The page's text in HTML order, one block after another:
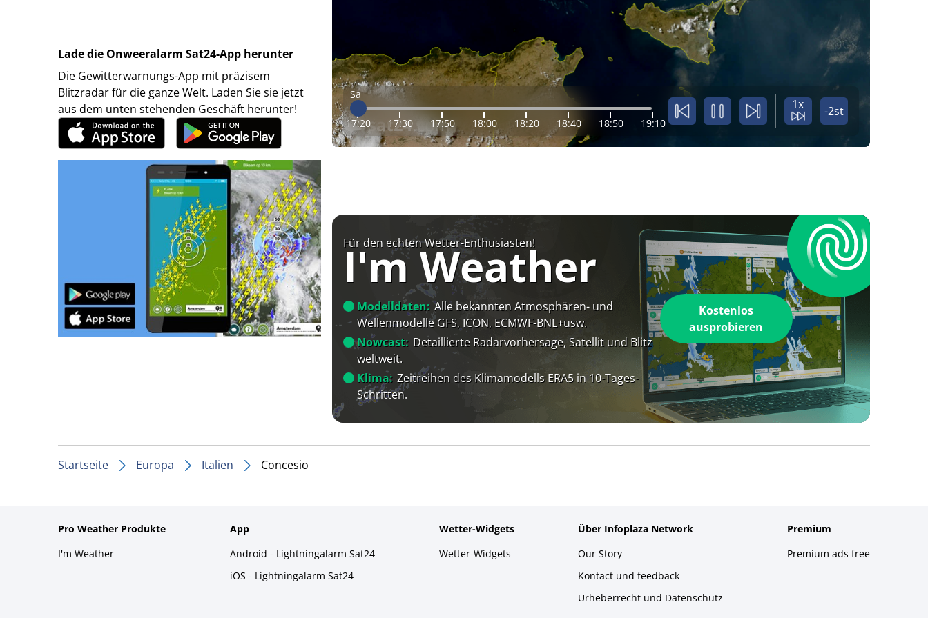
Lade die Onweeralarm Sat24-App herunter
Die Gewitterwarnungs-App mit präzisem
Blitzradar für die ganze Welt. Laden Sie sie jetzt
aus dem unten stehenden Geschäft herunter!
Sa
17:20 17:30 17:50 18:00 18:20 18:40 18:50 19:10
1x -2st
Für den echten Wetter-Enthusiasten!
I'm Weather
Modelldaten: Alle bekannten Atmosphären- und
Wellenmodelle GFS, ICON, ECMWF-BNL+usw.
Nowcast: Detaillierte Radarvorhersage, Satellit und Blitz
weltweit.
Klima: Zeitreihen des Klimamodells ERA5 in 10-Tages-
Schritten.
Kostenlos
ausprobieren
Startseite Europa Italien Concesio
Pro Weather Produkte
I'm Weather
App
Android - Lightningalarm Sat24
iOS - Lightningalarm Sat24
Wetter-Widgets
Wetter-Widgets
Über Infoplaza Network
Our Story
Kontact und feedback
Urheberrecht und Datenschutz
Premium
Premium ads free